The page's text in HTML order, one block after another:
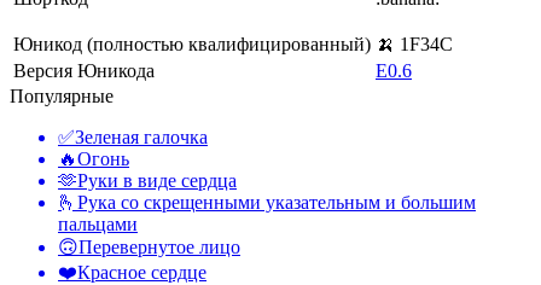
Юникод (полностью квалифицированный) 🍌 1F34C
Версия Юникода
E0.6
Популярные
✅Зеленая галочка
🔥Огонь
🫶Руки в виде сердца
🫰 Рука со скрещенными указательным и большим
пальцами
🙃Перевернутое лицо
❤️Красное сердце